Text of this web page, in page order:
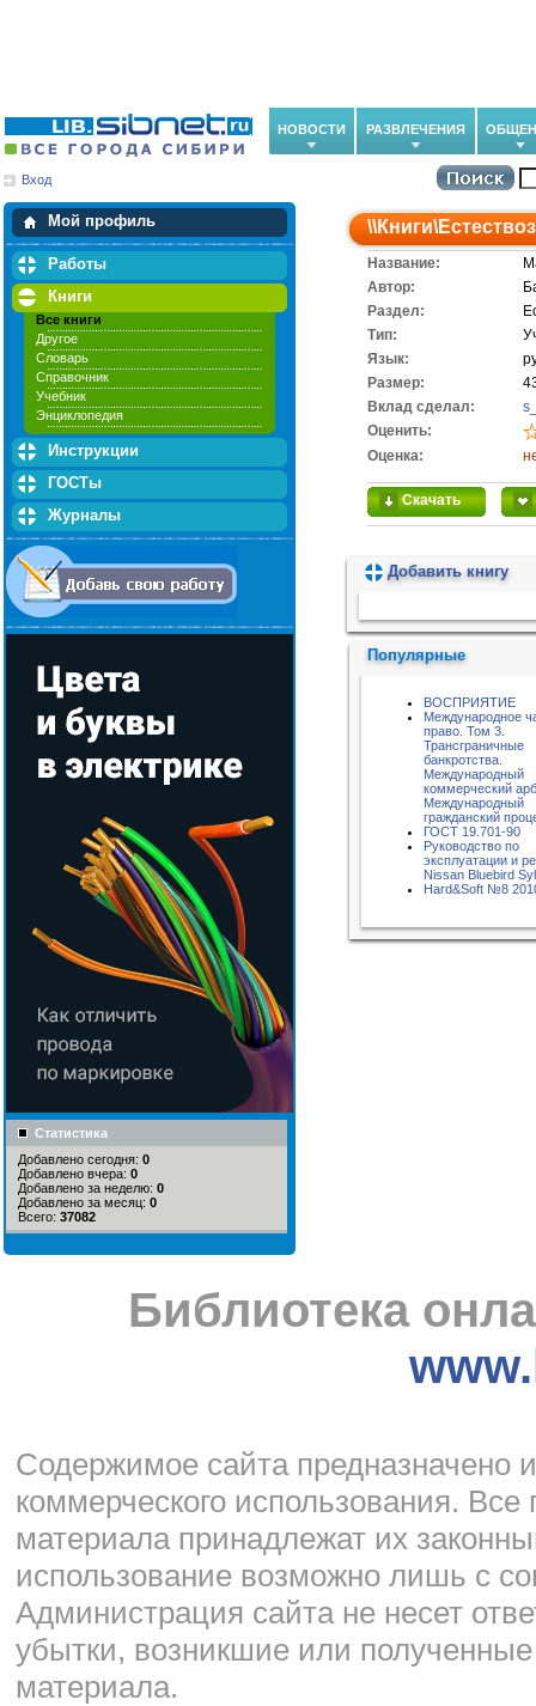
НОВОСТИ РАЗВЛЕЧЕНИЯ
Вход
Мой профиль
Мои закладки
Работы
Книги
Все книги
Другое
Словарь
Справочник
Учебник
Энциклопедия
Инструкции
ГОСТы
Журналы
Статистика
Добавлено сегодня: 0
Добавлено вчера: 0
Добавлено за неделю: 0
Добавлено за месяц: 0
Всего: 37082
\\Книги\
Название:
Автор:
Раздел:
Тип:
Язык:
Размер:
Вклад сделал:
Оценить:
Оценка:
Скачать
Добавить книгу
Популярные
ВОСПРИЯТИЕ
Международное
право. Том 3.
Трансграничные
банкротства.
Международный
коммерческий
Международный
гражданский
ГОСТ 19.701-90
Руководство по
эксплуатации и
Nissan Bluebird
Hard&Soft №8
Библиотека
Cодержимое сайта предназначено
коммерческого использования.
материала принадлежат их
использование возможно лишь с
Администрация сайта не несет
убытки, возникшие или
материала.